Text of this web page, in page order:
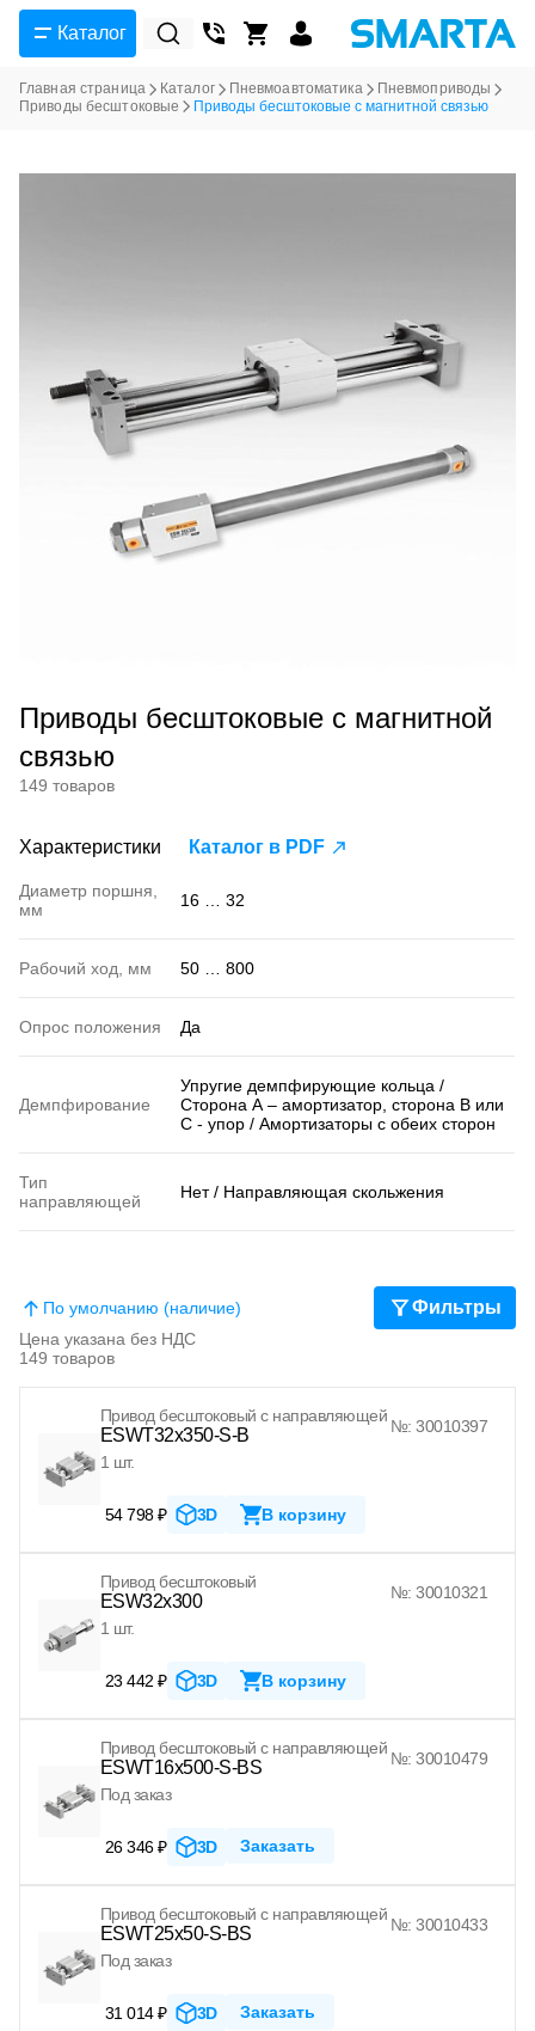
Каталог
Главная страница Каталог Пневмоавтоматика
Пневмоприводы
Приводы бесштоковые
Приводы бесштоковые с магнитной связью
Приводы бесштоковые с магнитной
связью
149 товаров
Характеристики Каталог в PDF
Диаметр поршня,
мм
16 … 32
Рабочий ход, мм 50 … 800
Опрос положения Да
Демпфирование
Упругие демпфирующие кольца /
Сторона А – амортизатор, сторона В или
С - упор / Амортизаторы с обеих сторон
Тип
направляющей
Нет / Направляющая скольжения
149 товаров
Цена указана без НДС
По умолчанию (наличие) Фильтры
Привод бесштоковый с направляющей
ESWT32x350-S-B
№: 30010397
1 шт.
54 798 ₽ 3D В корзину
Привод бесштоковый
ESW32x300
№: 30010321
1 шт.
23 442 ₽ 3D В корзину
Привод бесштоковый с направляющей
ESWT16x500-S-BS
№: 30010479
Под заказ
26 346 ₽ 3D Заказать
Привод бесштоковый с направляющей
ESWT25x50-S-BS
№: 30010433
Под заказ
31 014 ₽ 3D Заказать